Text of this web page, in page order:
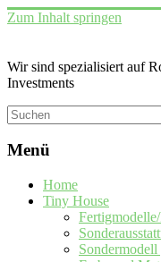
Zum Inhalt springen
Wir sind spezialisiert auf
Investments
Menü
Home
Tiny House
Sondermodell